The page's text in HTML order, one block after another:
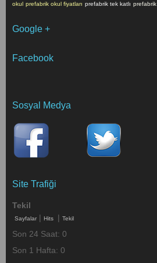
okul prefabrik okul fiyatları prefabrik tek katlı prefabrik
Google +
Facebook
Sosyal Medya
Site Trafiği
Tekil
Sayfalar | Hits | Tekil
Son 24 Saat: 0
Son 1 Hafta: 0